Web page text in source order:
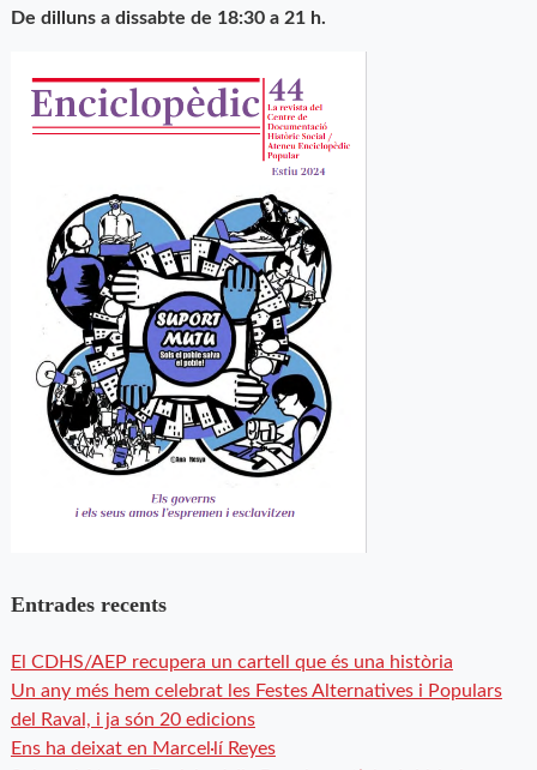
De dilluns a dissabte de 18:30 a 21 h.
Entrades recents
El CDHS/AEP recupera un cartell que és una història
Un any més hem celebrat les Festes Alternatives i Populars
del Raval, i ja són 20 edicions
Ens ha deixat en Marcel·lí Reyes